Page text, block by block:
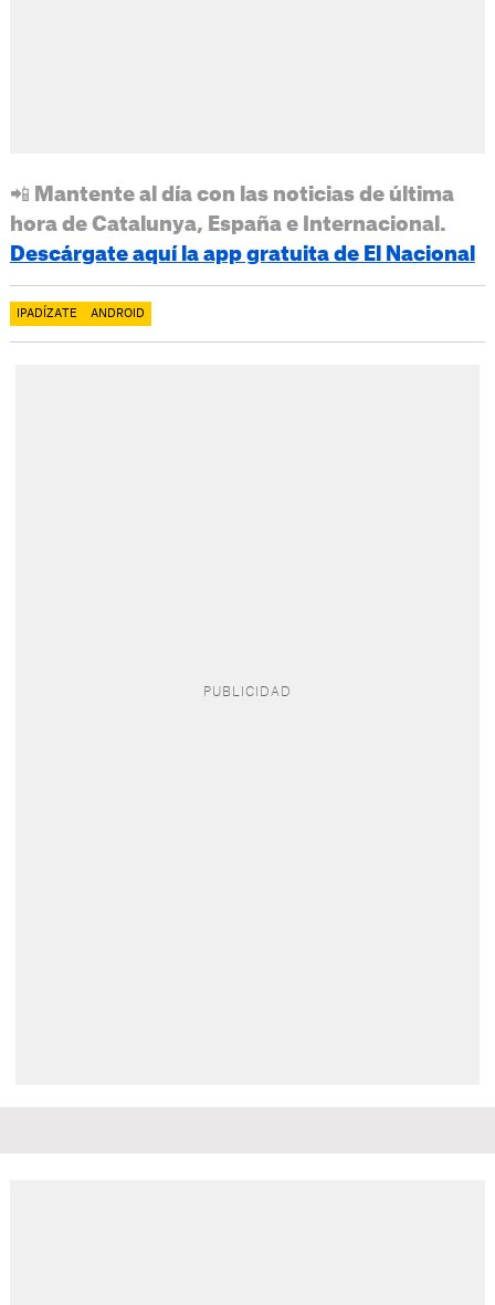
📲 Mantente al día con las noticias de última
hora de Catalunya, España e Internacional.
Descárgate aquí la app gratuita de El Nacional
IPADÍZATE ANDROID